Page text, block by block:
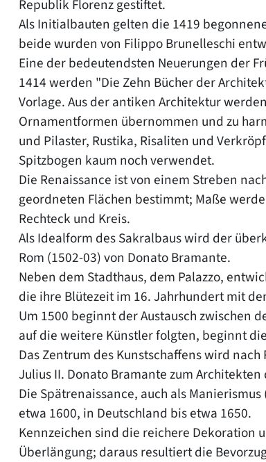
Republik Florenz gestiftet.
Als Initialbauten gelten die 1419
beide wurden von Filippo Brunelleschi
Eine der bedeutendsten Neuerungen der
1414 werden "Die Zehn Bücher der
Vorlage. Aus der antiken Architektur
Ornamentformen übernommen und zu
und Pilaster, Rustika, Risaliten und
Spitzbogen kaum noch verwendet.
Die Renaissance ist von einem Streben
geordneten Flächen bestimmt; Maße
Rechteck und Kreis.
Als Idealform des Sakralbaus wird der
Rom (1502-03) von Donato Bramante.
Neben dem Stadthaus, dem Palazzo,
die ihre Blütezeit im 16. Jahrhundert mit
Um 1500 beginnt der Austausch zwischen
auf die weitere Künstler folgten, beginnt
Das Zentrum des Kunstschaffens wird
Julius II. Donato Bramante zum
Die Spätrenaissance, auch als
etwa 1600, in Deutschland bis etwa 1650.
Kennzeichen sind die reichere Dekoration
Überlängung; daraus resultiert die